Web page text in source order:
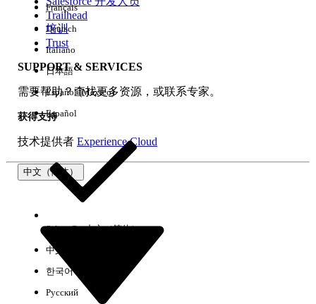
体验Trailhead
培训
Trust
SUPPORT & SERVICES
需要帮助？查找更多资源，或联系专家。
获得支持
技术提供者 Experience Cloud
中文（简体）
Français
Deutsch
Italiano
日本語
Español (México)
Español
Select Org中文（简体）
中文（繁体）
한국어
Русский